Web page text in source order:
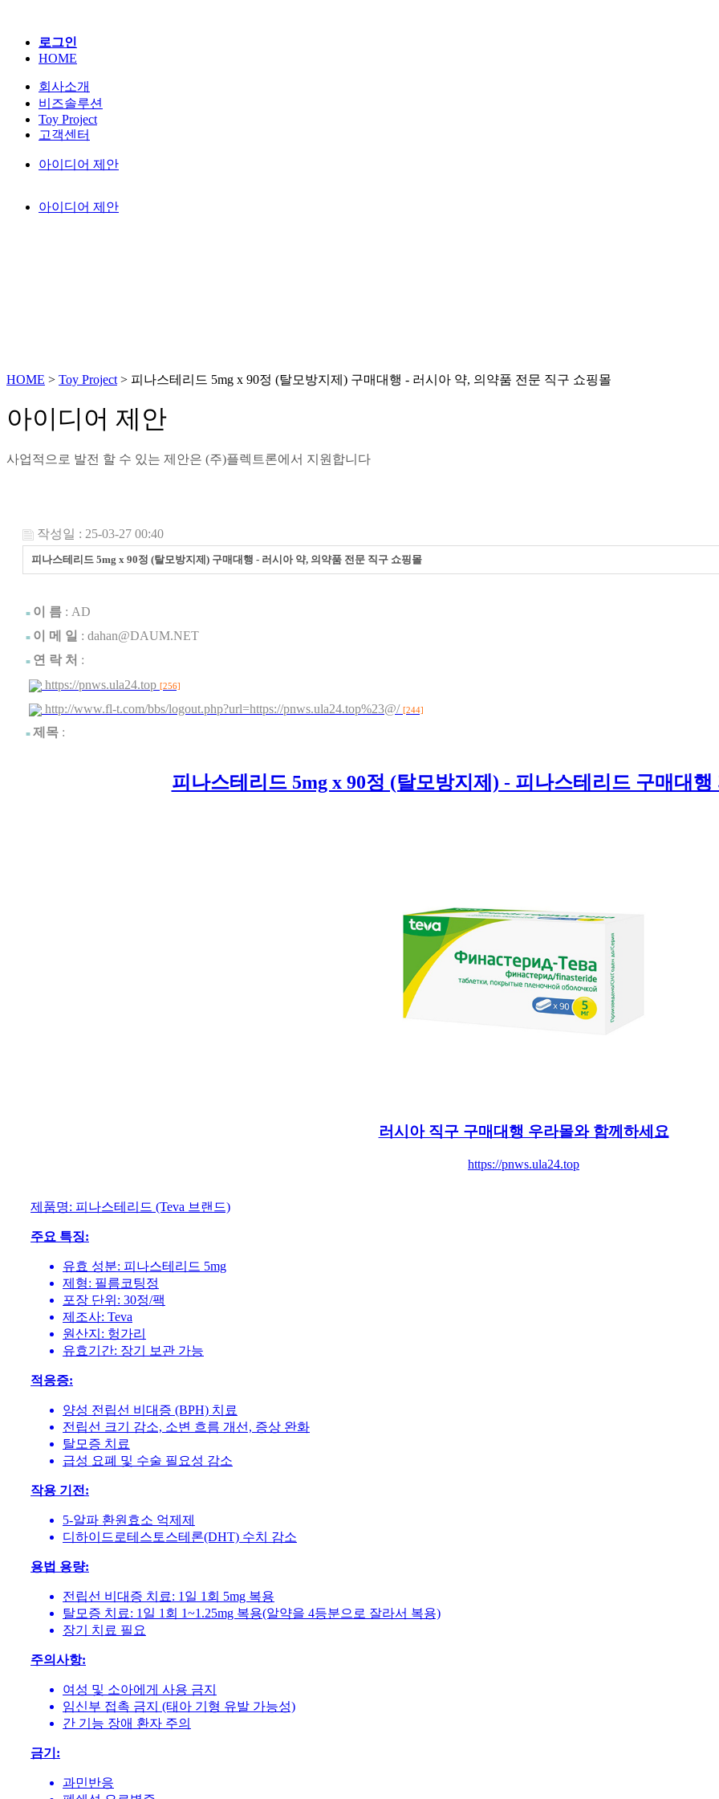
로그인
HOME
회사소개
비즈솔루션
Toy Project
고객센터
아이디어 제안
아이디어 제안
HOME > Toy Project > 피나스테리드 5mg x 90정 (탈모방지제) 구매대행 - 러시아 약, 의약품 전문 직구 쇼핑몰
아이디어 제안
사업적으로 발전 할 수 있는 제안은 (주)플렉트론에서 지원합니다
작성일 : 25-03-27 00:40
피나스테리드 5mg x 90정 (탈모방지제) 구매대행 - 러시아 약, 의약품 전문 직구 쇼핑몰
■ 이 름 : AD
■ 이 메 일 : dahan@DAUM.NET
■ 연 락 처 :
https://pnws.ula24.top [256]
http://www.fl-t.com/bbs/logout.php?url=https://pnws.ula24.top%23@/ [244]
■ 제목 :
피나스테리드 5mg x 90정 (탈모방지제) - 피나스테리드 구매대
러시아 직구 구매대행 우라몰와 함께하세요
https://pnws.ula24.top
제품명: 피나스테리드 (Teva 브랜드)
주요 특징:
유효 성분: 피나스테리드 5mg
제형: 필름코팅정
포장 단위: 30정/팩
제조사: Teva
원산지: 헝가리
유효기간: 장기 보관 가능
적응증:
양성 전립선 비대증 (BPH) 치료
전립선 크기 감소, 소변 흐름 개선, 증상 완화
탈모증 치료
급성 요폐 및 수술 필요성 감소
작용 기전:
5-알파 환원효소 억제제
디하이드로테스토스테론(DHT) 수치 감소
용법 용량:
전립선 비대증 치료: 1일 1회 5mg 복용
탈모증 치료: 1일 1회 1~1.25mg 복용(알약을 4등분으로 잘라서 복용)
장기 치료 필요
주의사항:
여성 및 소아에게 사용 금지
임신부 접촉 금지 (태아 기형 유발 가능성)
간 기능 장애 환자 주의
금기:
과민반응